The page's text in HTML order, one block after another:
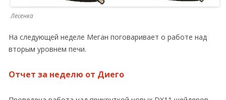
Лесенка
На следующей неделе Меган поговаривает о работе над
вторым уровнем печи.
Отчет за неделю от Диего